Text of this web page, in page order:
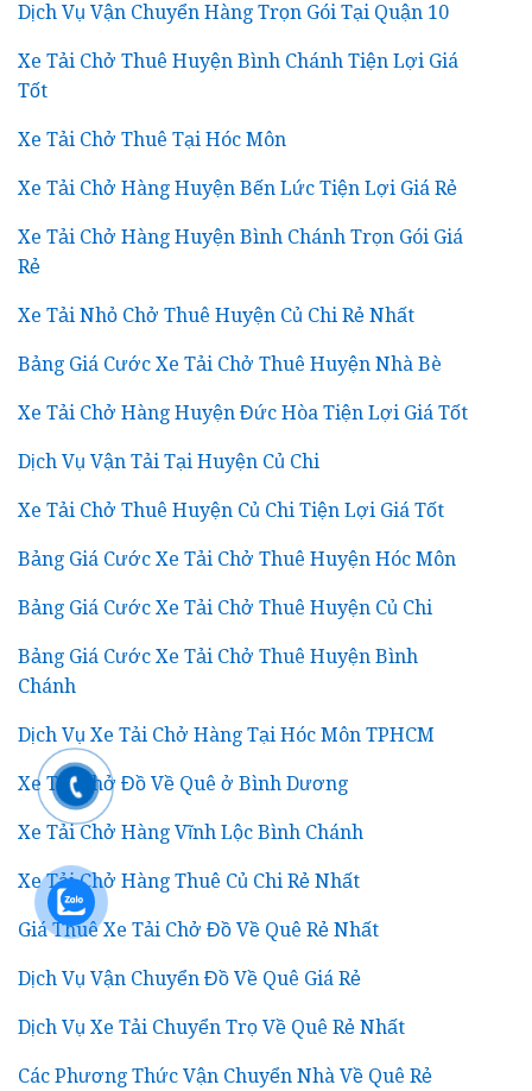
Dịch Vụ Vận Chuyển Hàng Trọn Gói Tại Quận 10
Xe Tải Chở Thuê Huyện Bình Chánh Tiện Lợi Giá
Tốt
Xe Tải Chở Thuê Tại Hóc Môn
Xe Tải Chở Hàng Huyện Bến Lức Tiện Lợi Giá Rẻ
Xe Tải Chở Hàng Huyện Bình Chánh Trọn Gói Giá
Rẻ
Xe Tải Nhỏ Chở Thuê Huyện Củ Chi Rẻ Nhất
Bảng Giá Cước Xe Tải Chở Thuê Huyện Nhà Bè
Xe Tải Chở Hàng Huyện Đức Hòa Tiện Lợi Giá Tốt
Dịch Vụ Vận Tải Tại Huyện Củ Chi
Xe Tải Chở Thuê Huyện Củ Chi Tiện Lợi Giá Tốt
Bảng Giá Cước Xe Tải Chở Thuê Huyện Hóc Môn
Bảng Giá Cước Xe Tải Chở Thuê Huyện Củ Chi
Bảng Giá Cước Xe Tải Chở Thuê Huyện Bình
Chánh
Dịch Vụ Xe Tải Chở Hàng Tại Hóc Môn TPHCM
Xe Tải Chở Đồ Về Quê ở Bình Dương
Xe Tải Chở Hàng Vĩnh Lộc Bình Chánh
Xe Tải Chở Hàng Thuê Củ Chi Rẻ Nhất
Giá Thuê Xe Tải Chở Đồ Về Quê Rẻ Nhất
Dịch Vụ Vận Chuyển Đồ Về Quê Giá Rẻ
Dịch Vụ Xe Tải Chuyển Trọ Về Quê Rẻ Nhất
Các Phương Thức Vận Chuyển Nhà Về Quê Rẻ